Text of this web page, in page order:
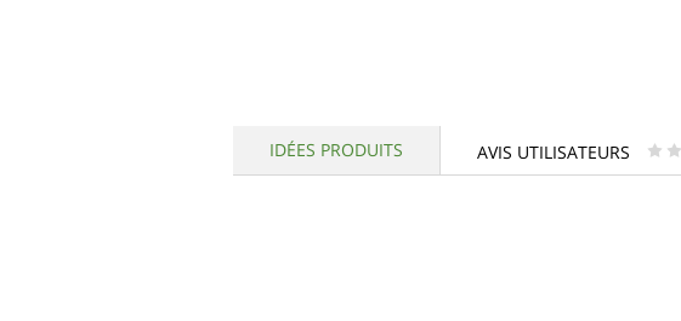
IDÉES PRODUITS AVIS UTILISATEURS *